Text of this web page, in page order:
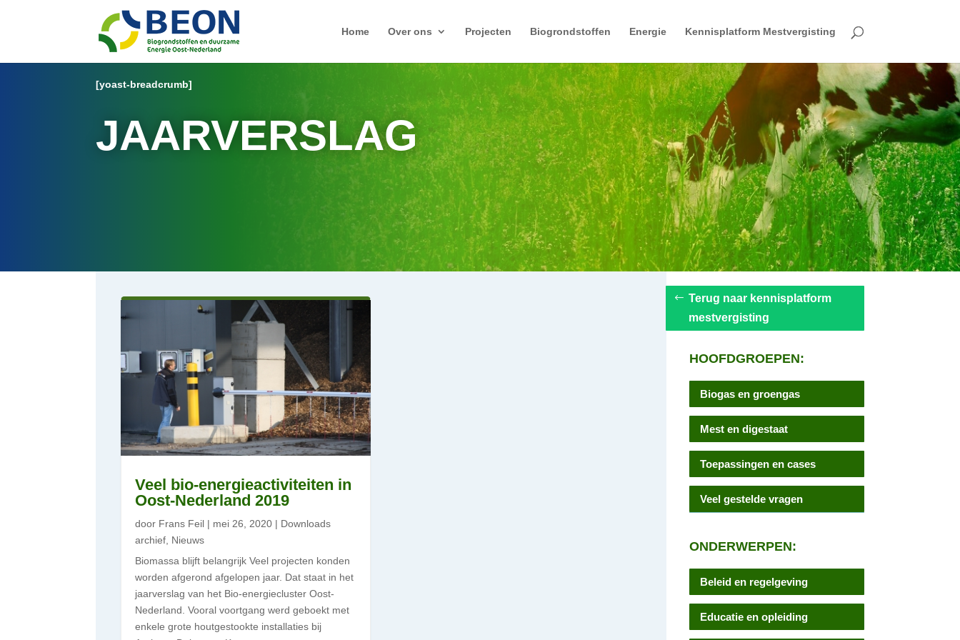
Home Over ons Projecten Biogrondstoffen Energie Kennisplatform Mestvergisting
[yoast-breadcrumb]
JAARVERSLAG
Veel bio-energieactiviteiten in
Oost-Nederland 2019
door Frans Feil | mei 26, 2020 | Downloads
archief Nieuws
Biomassa blijft belangrijk Veel projecten konden
worden afgerond afgelopen jaar. Dat staat in het
jaarverslag van het Bio-energiecluster Oost-
Nederland. Vooral voortgang werd geboekt met
enkele grote houtgestookte installaties bij
Terug naar kennisplatform
mestvergisting
HOOFDGROEPEN:
Biogas en groengas
Mest en digestaat
Toepassingen en cases
Veel gestelde vragen
ONDERWERPEN:
Beleid en regelgeving
Educatie en opleiding